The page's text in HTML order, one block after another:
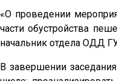
«О проведении
части обустройства
начальник отдела ОДД
В завершении